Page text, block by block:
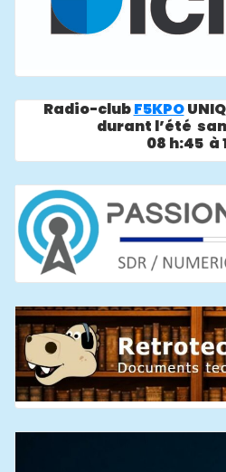
Radio-clubF5KPO
durant l’été
08 h:45 à